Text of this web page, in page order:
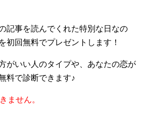
記事を読んでくれた特別な日なの
を初回無料でプレゼントします！
がいい人のタイプや、あなたの恋が
料で診断できます♪
ません。